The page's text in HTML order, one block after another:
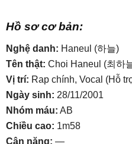
Hồ sơ cơ bản:
Nghệ danh: Haneul (하늘)
Tên thật: Choi Haneul (최하
Vị trí: Rap chính, Vocal (Hỗ
Ngày sinh: 28/11/2001
Nhóm máu: AB
Chiều cao: 1m58
Cân nặng: —